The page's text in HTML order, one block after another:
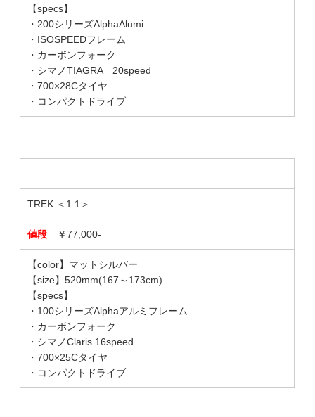
【specs】
・200シリーズAlphaAlumi
・ISOSPEEDフレーム
・カーボンフォーク
・シマノTIAGRA 20speed
・700×28Cタイヤ
・コンパクトドライブ
TREK ＜1.1＞
値段 ￥77,000-
【color】マットシルバー
【size】520mm(167～173cm)
【specs】
・100シリーズAlphaアルミフレーム
・カーボンフォーク
・シマノClaris 16speed
・700×25Cタイヤ
・コンパクトドライブ